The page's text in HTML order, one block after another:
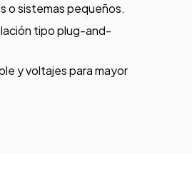
o sistemas pequeños.
tipo plug-and-
y voltajes para mayor